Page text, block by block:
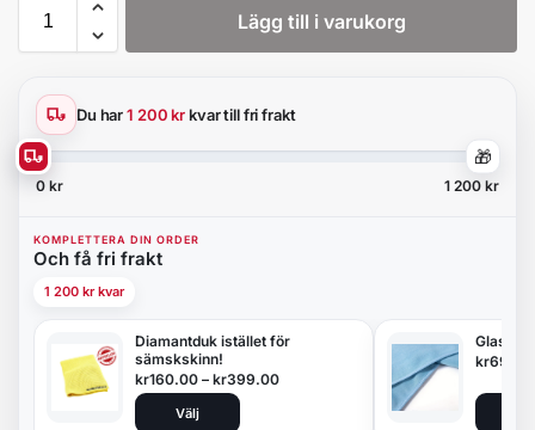
Lägg till i varukorg
Du har1 200 krkvar till fri frakt
🎁
0 kr 1 200 kr
KOMPLETTERA DIN ORDER
Och få fri frakt
1 200 kr kvar
Diamantduk istället för
sämskskinn!
kr160.00 – kr399.00
Välj
kr69.00